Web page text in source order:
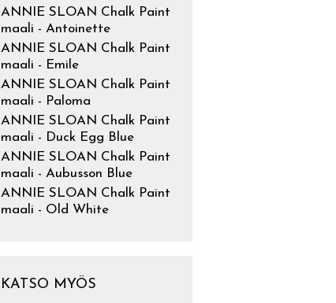
ANNIE SLOAN Chalk Paint
maali - Antoinette
ANNIE SLOAN Chalk Paint
maali - Emile
ANNIE SLOAN Chalk Paint
maali - Paloma
ANNIE SLOAN Chalk Paint
maali - Duck Egg Blue
ANNIE SLOAN Chalk Paint
maali - Aubusson Blue
ANNIE SLOAN Chalk Paint
maali - Old White
KATSO MYÖS